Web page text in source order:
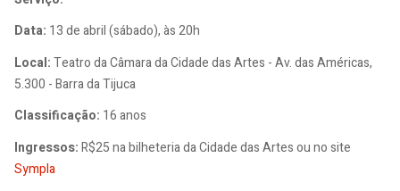
Data: 13 de abril (sábado), às 20h
Local:Teatro da Câmara da Cidade das Artes - Av. das Américas,
5.300 - Barra da Tijuca
Classificação: 16 anos
Ingressos:R$25 na bilheteria da Cidade das Artes ou no site
Sympla